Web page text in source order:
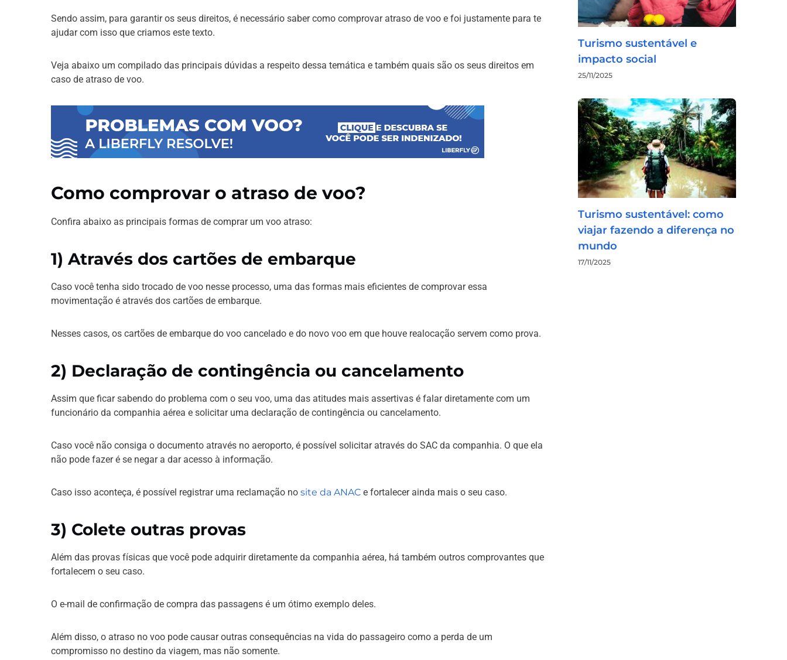
Sendo assim, para garantir os seus direitos, é necessário saber como comprovar atraso de voo e foi justamente para te
ajudar com isso que criamos este texto.
Veja abaixo um compilado das principais dúvidas a respeito dessa temática e também quais são os seus direitos em
caso de atraso de voo.
Como comprovar o atraso de voo?
Confira abaixo as principais formas de comprar um voo atraso:
1) Através dos cartões de embarque
Caso você tenha sido trocado de voo nesse processo, uma das formas mais eficientes de comprovar essa
movimentação é através dos cartões de embarque.
Nesses casos, os cartões de embarque do voo cancelado e do novo voo em que houve realocação servem como prova.
2) Declaração de contingência ou cancelamento
Assim que ficar sabendo do problema com o seu voo, uma das atitudes mais assertivas é falar diretamente com um
funcionário da companhia aérea e solicitar uma declaração de contingência ou cancelamento.
Caso você não consiga o documento através no aeroporto, é possível solicitar através do SAC da companhia. O que ela
não pode fazer é se negar a dar acesso à informação.
Caso isso aconteça, é possível registrar uma reclamação no site da ANAC e fortalecer ainda mais o seu caso.
3) Colete outras provas
Além das provas físicas que você pode adquirir diretamente da companhia aérea, há também outros comprovantes que
fortalecem o seu caso.
O e-mail de confirmação de compra das passagens é um ótimo exemplo deles.
Além disso, o atraso no voo pode causar outras consequências na vida do passageiro como a perda de um
compromisso no destino da viagem, mas não somente.
Turismo sustentável e
impacto social
25/11/2025
Turismo sustentável: como
viajar fazendo a diferença no
mundo
17/11/2025